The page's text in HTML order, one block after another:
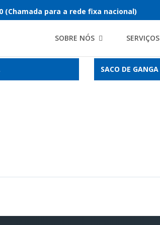
(Chamada para a rede fixa nacional)
SOBRE NÓS SERVIÇOS
SACO DE GANGA